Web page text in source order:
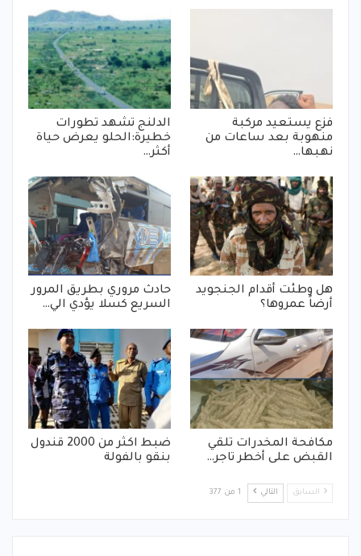
فزع يستعيد مركبة
منهوبة بعد ساعات من
نهبها…
الدلنج تشهد تطورات
خطيرة:الحلو يعرض حياة
أكثر…
هل وطئت أقدام الجنجويد
أرضاً عمروها؟
حادث مروري بطريق المرور
السريع كسلا يؤدي الي…
مكافحة المخدرات تلقي
القبض على أخطر تاجر…
ضبط اكثر من 2000 قندول
بنقو بالفولة
السابق التالي 1 من 377